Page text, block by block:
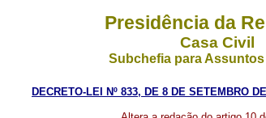
Presidência da
Casa Civil
Subchefia para
DECRETO-LEI Nº 833, DE 8 DE SETEMBRO